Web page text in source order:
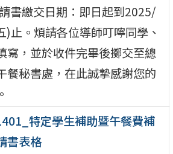
書繳交日期：即日起到2025/
)止。煩請各位導師叮嚀同學、
寫，並於收件完畢後擲交至總
餐秘書處，在此誠摯感謝您的
特定學生補助暨午餐費補
書表格